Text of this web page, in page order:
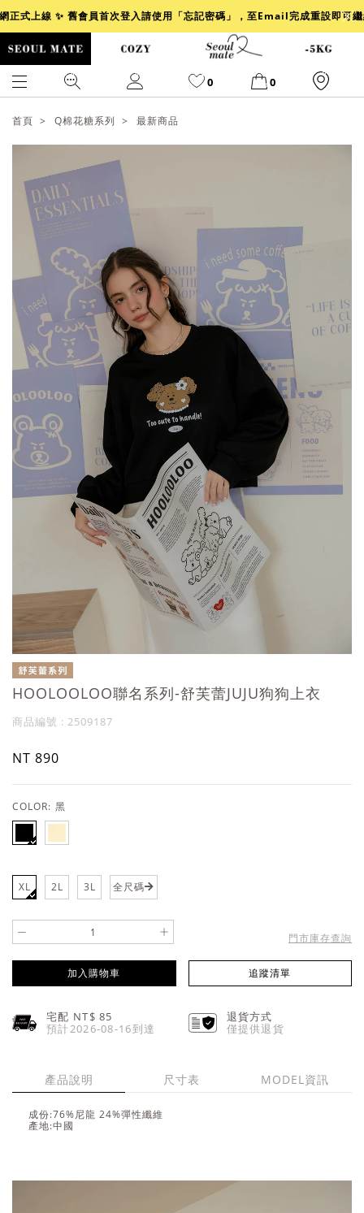
正式上線 ✨ 舊會員首次登入請使用「忘記密碼」，至Email完成重設即可
0 0
爆乳 背心
小香風 透膚
襯衫
涼感
首頁 Q棉花糖系列 最新商品
HOOLOOLOO聯名系列-舒芙蕾JUJU狗狗上衣
商品編號 : 2509187
NT 890
COLOR: 黑
XL 2L 3L 全尺碼
- + 門市庫存查詢
加入購物車 追蹤清單
宅配 NT$85
預計2026-08-16到達
退貨方式
僅提供退貨
產品說明 尺寸表 MODEL資訊
成份:76%尼龍 24%彈性纖維
產地:中國